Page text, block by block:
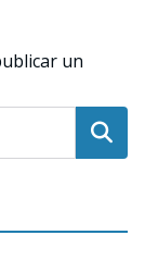
un
Buscar